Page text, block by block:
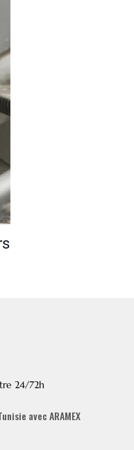
24/72h
avec ARAMEX